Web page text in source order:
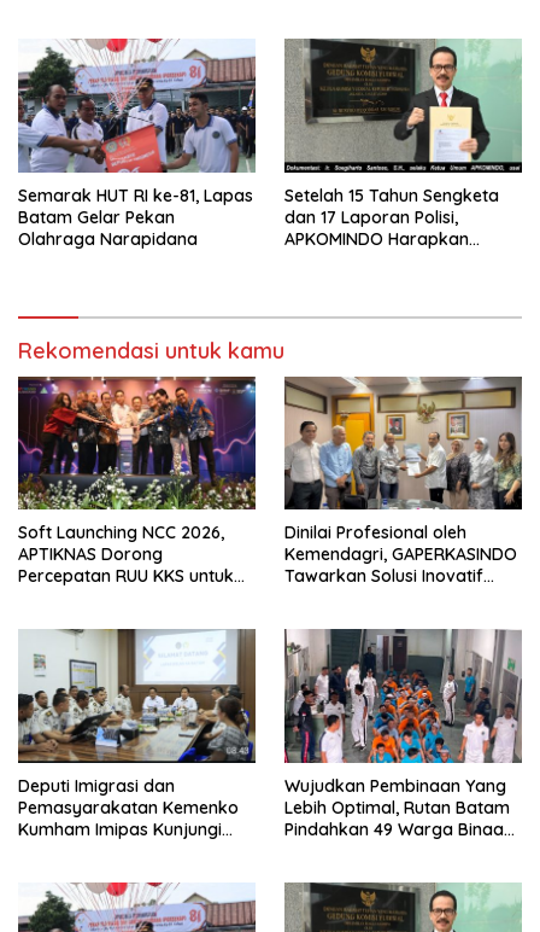
Semarak HUT RI ke-81, Lapas
Batam Gelar Pekan
Olahraga Narapidana
Setelah 15 Tahun Sengketa
dan 17 Laporan Polisi,
APKOMINDO Harapkan
Rekomendasi untuk kamu
Soft Launching NCC 2026,
APTIKNAS Dorong
Percepatan RUU KKS untuk
Dinilai Profesional oleh
Kemendagri, GAPERKASINDO
Tawarkan Solusi Inovatif
Deputi Imigrasi dan
Pemasyarakatan Kemenko
Kumham Imipas Kunjungi
Wujudkan Pembinaan Yang
Lebih Optimal, Rutan Batam
Pindahkan 49 Warga Binaan